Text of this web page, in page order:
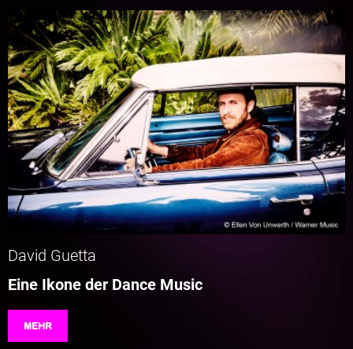
David Guetta
Eine Ikone der Dance Music
MEHR